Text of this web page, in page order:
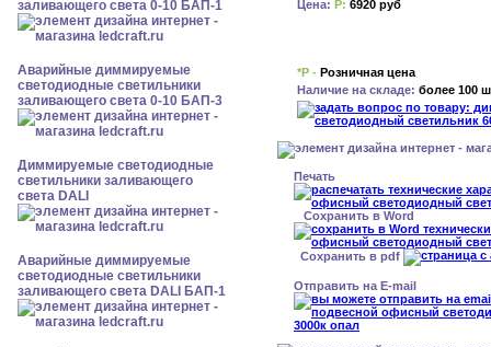
заливающего света 0-10 БАП-1
Аварийные диммируемые
светодиодные светильники
заливающего света 0-10 БАП-3
Диммируемые светодиодные
светильники заливающего
света DALI
Аварийные диммируемые
светодиодные светильники
заливающего света DALI БАП-1
Цена: Р: 6920 руб
*Р - Розничная цена
Наличие на складе: более 100
Печать
Сохранить в Word
Сохранить в pdf
Отправить на E-mail